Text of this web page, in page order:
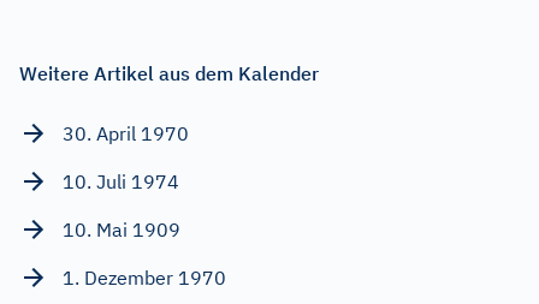
Weitere Artikel aus dem Kalender
30. April 1970
10. Juli 1974
10. Mai 1909
1. Dezember 1970